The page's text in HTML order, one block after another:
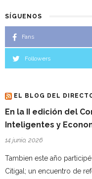
SÍGUENOS
Fans
Followers
EL BLOG DEL
En la II edición del
Inteligentes y
14 junio, 2026
Tambien este año
Citigal; un encuentro de